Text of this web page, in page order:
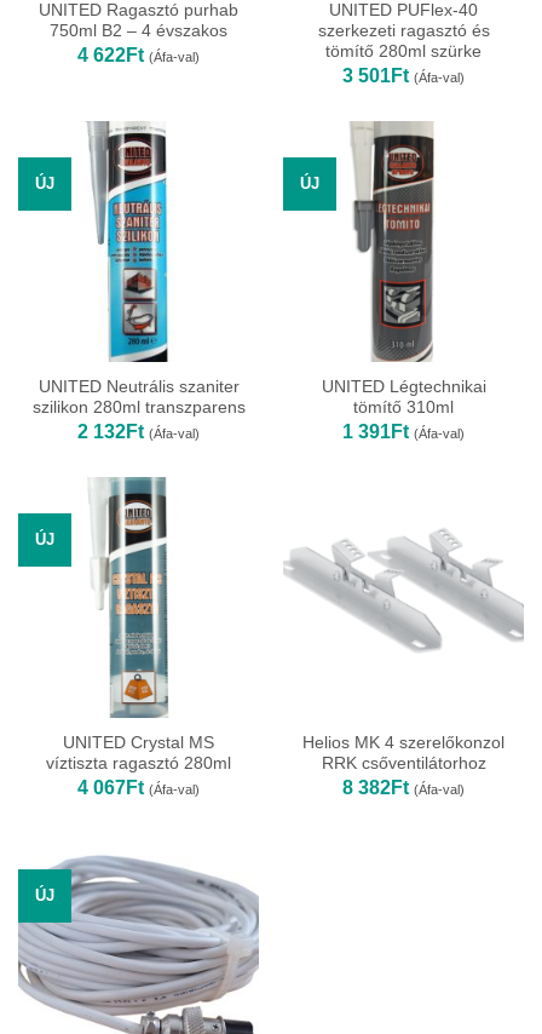
UNITED Ragasztó purhab
750ml B2 – 4 évszakos
4 622Ft (Áfa-val)
UNITED PUFlex-40
szerkezeti ragasztó és
tömítő 280ml szürke
3 501Ft (Áfa-val)
ÚJ
UNITED Neutrális szaniter
szilikon 280ml transzparens
2 132Ft (Áfa-val)
ÚJ
UNITED Légtechnikai
tömítő 310ml
1 391Ft (Áfa-val)
ÚJ
UNITED Crystal MS
víztiszta ragasztó 280ml
4 067Ft (Áfa-val)
Helios MK 4 szerelőkonzol
RRK csőventilátorhoz
8 382Ft (Áfa-val)
ÚJ